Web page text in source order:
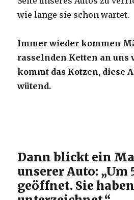
wie lange sie schon wartet.
Immer wieder kommen
rasselnden Ketten an uns
kommt das Kotzen, diese
wütend.
Dann blickt ein
unserer Auto: „Um
geöffnet. Sie